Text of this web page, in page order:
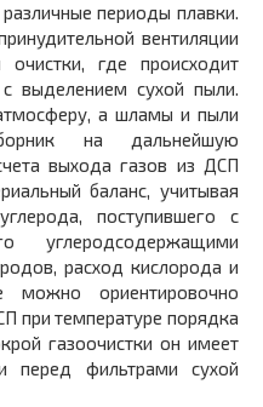
периоды плавки.
вентиляции
где происходит
с выделением сухой пыли.
а шламы и пыли
на дальнейшую
выхода газов из ДСП
баланс, учитывая
поступившего с
углеродсодержащими
расход кислорода и
можно ориентировочно
при температуре порядка
газоочистки он имеет
перед фильтрами сухой